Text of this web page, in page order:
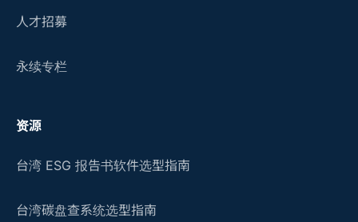
人才招募
永续专栏
资源
台湾 ESG 报告书软件选型指南
台湾碳盘查系统选型指南